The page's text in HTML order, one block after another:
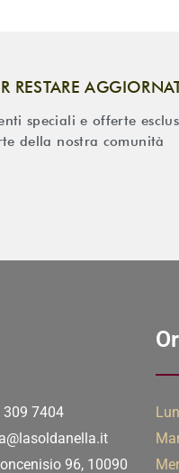
RESTARE
speciali e offerte
della nostra comunità
309 7404
96, 10090